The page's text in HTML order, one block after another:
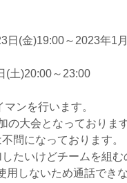
日(金)19:00～2023年1
(土)20:00～23:00
マンを行います。
の大会となっております
問になっております。
したいけどチームを組
用しないため通話でき